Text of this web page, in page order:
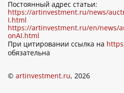
Постоянный адрес статьи:
https://artinvestment.ru/news/
I.html
https://artinvestment.ru/en/news/
onAI.html
При цитировании ссылка на
обязательна
© artinvestment.ru, 2026